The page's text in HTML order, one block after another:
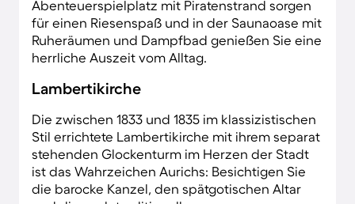
Abenteuerspielplatz mit Piratenstrand sorgen
für einen Riesenspaß und in der Saunaoase mit
Ruheräumen und Dampfbad genießen Sie eine
herrliche Auszeit vom Alltag.
Lambertikirche
Die zwischen 1833 und 1835 im klassizistischen
Stil errichtete Lambertikirche mit ihrem separat
stehenden Glockenturm im Herzen der Stadt
ist das Wahrzeichen Aurichs: Besichtigen Sie
die barocke Kanzel, den spätgotischen Altar